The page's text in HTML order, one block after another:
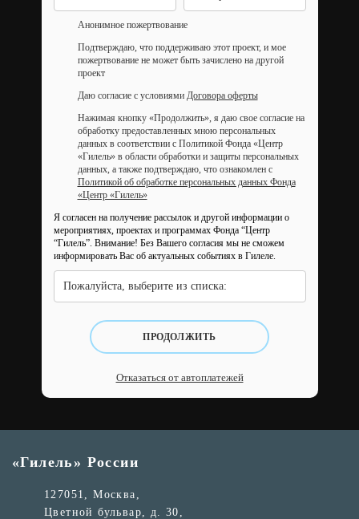
Анонимное пожертвование
Подтверждаю, что поддерживаю этот проект, и мое
пожертвование не может быть зачислено на другой
проект
Даю согласие с условиями Договора оферты
Нажимая кнопку «Продолжить», я даю свое согласие на
обработку предоставленных мною персональных
данных в соответствии с Политикой Фонда «Центр
«Гилель» в области обработки и защиты персональных
данных, а также подтверждаю, что ознакомлен с
Политикой об обработке персональных данных Фонда
«Центр «Гилель»
Я согласен на получение рассылок и другой информации о
мероприятиях, проектах и программах Фонда “Центр
“Гилель”. Внимание! Без Вашего согласия мы не сможем
информировать Вас об актуальных событиях в Гилеле.
Пожалуйста, выберите из списка:
ПРОДОЛЖИТЬ
Отказаться от автоплатежей
«Гилель» России
127051, Москва,
Цветной бульвар, д. 30,